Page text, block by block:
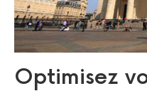
Optimisez